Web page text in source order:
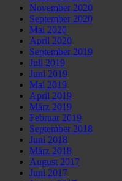
November 2020
September 2020
Mai 2020
April 2020
September 2019
Juli 2019
Juni 2019
Mai 2019
April 2019
März 2019
Februar 2019
September 2018
Juni 2018
März 2018
August 2017
Juni 2017